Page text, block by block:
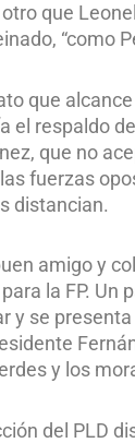
que
“como
que
el respaldo
que no
fuerzas
distancian.
amigo y
la FP.
y se
y los
del PLD